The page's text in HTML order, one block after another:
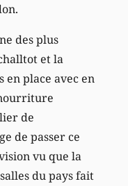
des plus
et la
place avec en
de
de passer ce
vu que la
du pays fait